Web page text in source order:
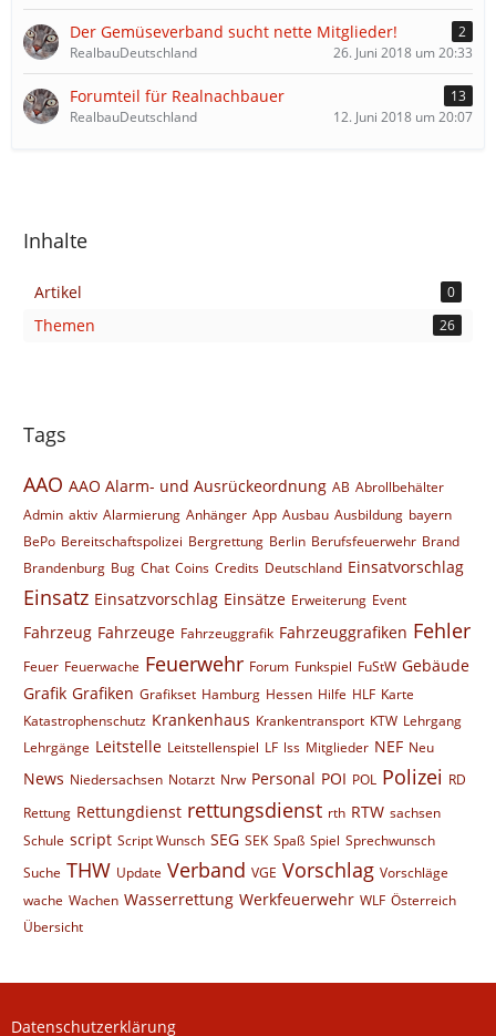
Der Gemüseverband sucht nette Mitglieder!
2
RealbauDeutschland
26. Juni 2018 um 20:33
Forumteil für Realnachbauer
13
RealbauDeutschland
12. Juni 2018 um 20:07
Inhalte
Artikel 0
Themen 26
Tags
AAO AAO Alarm- und Ausrückeordnung AB Abrollbehälter
Admin aktiv Alarmierung Anhänger App Ausbau Ausbildung bayern
BePo Bereitschaftspolizei Bergrettung Berlin Berufsfeuerwehr Brand
Brandenburg Bug Chat Coins Credits Deutschland Einsatvorschlag
Einsatz Einsatzvorschlag Einsätze Erweiterung Event
Fahrzeug Fahrzeuge Fahrzeuggrafik Fahrzeuggrafiken Fehler
Feuer Feuerwache Feuerwehr Forum Funkspiel FuStW Gebäude
Grafik Grafiken Grafikset Hamburg Hessen Hilfe HLF Karte
Katastrophenschutz Krankenhaus Krankentransport KTW Lehrgang
Lehrgänge Leitstelle Leitstellenspiel LF lss Mitglieder NEF Neu
News Niedersachsen Notarzt Nrw Personal POI POL Polizei RD
Rettung Rettungdienst rettungsdienst rth RTW sachsen
Schule script Script Wunsch SEG SEK Spaß Spiel Sprechwunsch
Suche THW Update Verband VGE Vorschlag Vorschläge
wache Wachen Wasserrettung Werkfeuerwehr WLF Österreich
Übersicht
Datenschutzerklärung